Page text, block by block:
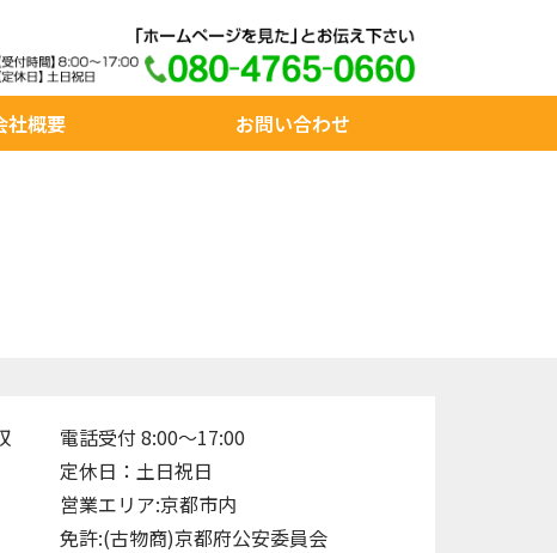
社概要 お問い合わせ
電話受付 8:00～17:00
定休日：土日祝日
営業エリア:京都市内
免許:(古物商)京都府公安委員会